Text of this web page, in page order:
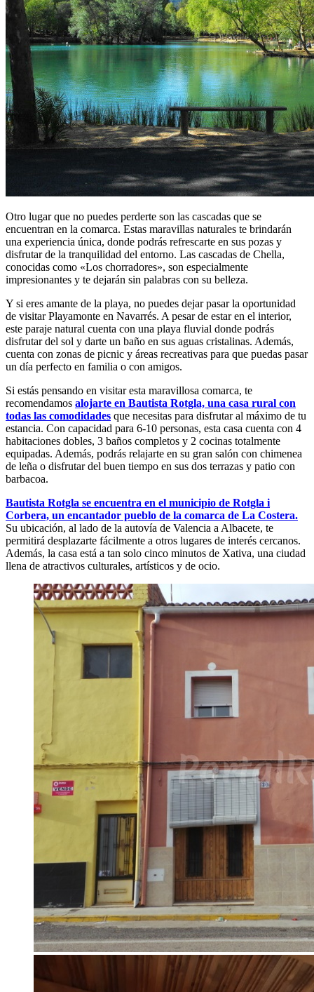
Otro lugar que no puedes perderte son las cascadas que se
encuentran en la comarca. Estas maravillas naturales te brindarán
una experiencia única, donde podrás refrescarte en sus pozas y
disfrutar de la tranquilidad del entorno. Las cascadas de Chella,
conocidas como «Los chorradores», son especialmente
impresionantes y te dejarán sin palabras con su belleza.
Y si eres amante de la playa, no puedes dejar pasar la oportunidad
de visitar Playamonte en Navarrés. A pesar de estar en el interior,
este paraje natural cuenta con una playa fluvial donde podrás
disfrutar del sol y darte un baño en sus aguas cristalinas. Además,
cuenta con zonas de picnic y áreas recreativas para que puedas pasar
un día perfecto en familia o con amigos.
Si estás pensando en visitar esta maravillosa comarca, te
recomendamos alojarte en Bautista Rotgla, una casa rural con
todas las comodidades que necesitas para disfrutar al máximo de tu
estancia. Con capacidad para 6-10 personas, esta casa cuenta con 4
habitaciones dobles, 3 baños completos y 2 cocinas totalmente
equipadas. Además, podrás relajarte en su gran salón con chimenea
de leña o disfrutar del buen tiempo en sus dos terrazas y patio con
barbacoa.
Bautista Rotgla se encuentra en el municipio de Rotgla i
Corbera, un encantador pueblo de la comarca de La Costera.
Su ubicación, al lado de la autovía de Valencia a Albacete, te
permitirá desplazarte fácilmente a otros lugares de interés cercanos.
Además, la casa está a tan solo cinco minutos de Xativa, una ciudad
llena de atractivos culturales, artísticos y de ocio.